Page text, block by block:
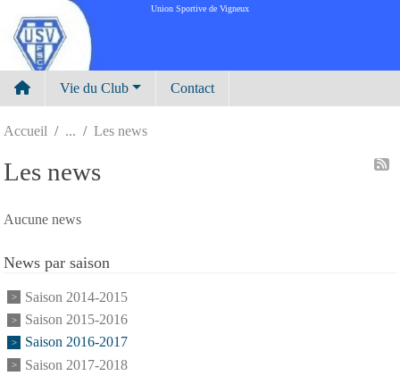
Union Sportive de Vigneux
Vie du Club Contact
Accueil Les news
Les news
Aucune news
News par saison
Saison 2014-2015
Saison 2015-2016
Saison 2016-2017
Saison 2017-2018
Panneau de gestion des cookies